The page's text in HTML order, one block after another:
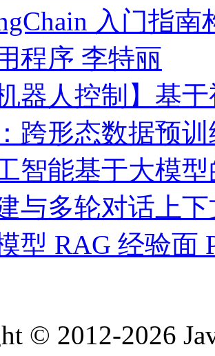
入门指
程序 李特丽
机器人控制】基
跨形态数据预
智能基于大模
与多轮对话上
型 RAG 经验面
© 2012-2026